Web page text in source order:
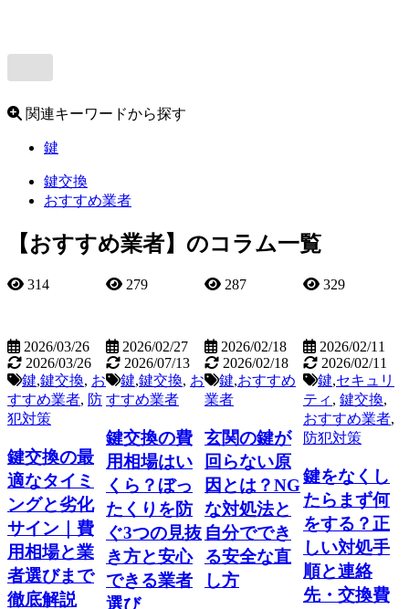
関連キーワードから探す
鍵
鍵交換
おすすめ業者
【おすすめ業者】のコラム一覧
314
2026/03/26
2026/03/26
鍵,鍵交換, お
すすめ業者, 防
犯対策
鍵交換の最
適なタイミ
ングと劣化
サイン｜費
用相場と業
者選びまで
徹底解説
279
2026/02/27
2026/07/13
鍵,鍵交換, お
すすめ業者
鍵交換の費
用相場はい
くら？ぼっ
たくりを防
ぐ3つの見抜
き方と安心
できる業者
選び
287
2026/02/18
2026/02/18
鍵,おすすめ
業者
玄関の鍵が
回らない原
因とは？NG
な対処法と
自分ででき
る安全な直
し方
329
2026/02/11
2026/02/11
鍵,セキュリ
ティ , 鍵交換,
おすすめ業者,
防犯対策
鍵をなくし
たらまず何
をする？正
しい対処手
順と連絡
先・交換費